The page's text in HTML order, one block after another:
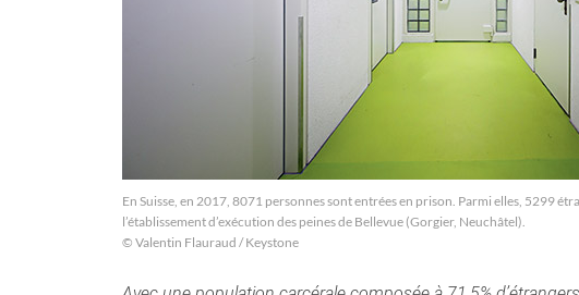
En Suisse, en 2017, 8071 personnes sont entrées en prison. Parmi elles, 5299
l’établissement d’exécution des peines de Bellevue (Gorgier, Neuchâtel).
© Valentin Flauraud / Keystone